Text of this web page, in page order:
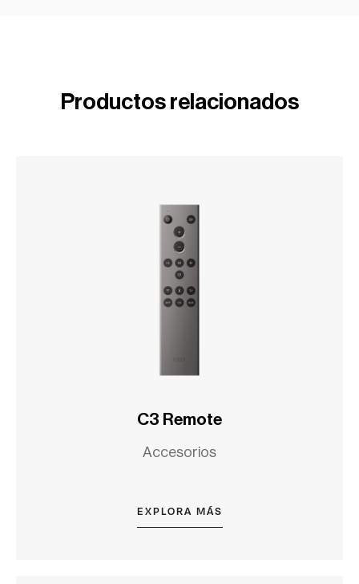
Productos relacionados
C3 Remote
Accesorios
EXPLORA MÁS